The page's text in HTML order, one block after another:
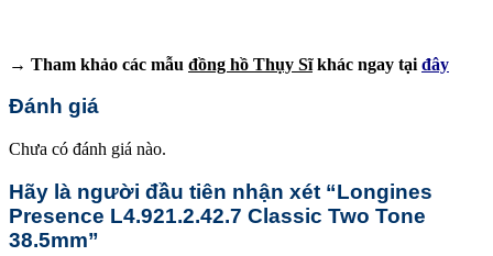
→ Tham khảo các mẫu đồng hồ Thụy Sĩkhác ngay tại đây
Đánh giá
Chưa có đánh giá nào.
Hãy là người đầu tiên nhận xét “Longines
Presence L4.921.2.42.7 Classic Two Tone
38.5mm”